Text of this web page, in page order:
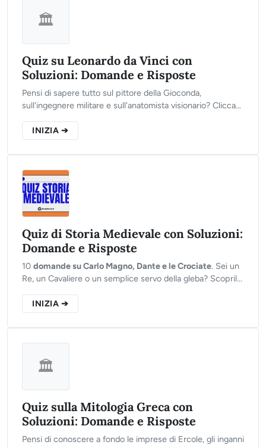
🏛️
Quiz su Leonardo da Vinci con
Soluzioni: Domande e Risposte
Pensi di sapere tutto sul pittore della Gioconda,
sull'ingegnere militare e sull'anatomista visionario? Clicca
quiz e scopri il tuo livello!
INIZIA ➔
Quiz di Storia Medievale con Soluzioni:
Domande e Risposte
10 domande su Carlo Magno, Dante e le Crociate. Sei un
Re, un Cavaliere o un semplice servo della gleba? Scoprilo
INIZIA ➔
🏛️
Quiz sulla Mitologia Greca con
Soluzioni: Domande e Risposte
Pensi di conoscere a fondo le imprese di Ercole, gli inganni